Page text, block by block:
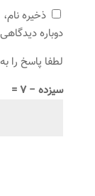
ذخیره
دوباره
لطفا پاسخ را
سیزده − 7 =